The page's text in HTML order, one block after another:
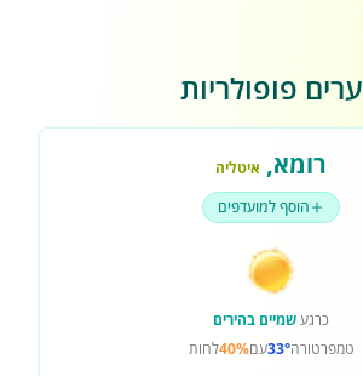
ערים פופולריות
רומא, איטליה
הוסף למועדפים
כרגעשמיים בהירים
טמפרטורה33°עם40%לחות